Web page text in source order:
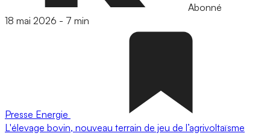
Abonné
18 mai 2026 - 7 min
Presse Energie
L'élevage bovin, nouveau terrain de jeu de l’agrivoltaïsme